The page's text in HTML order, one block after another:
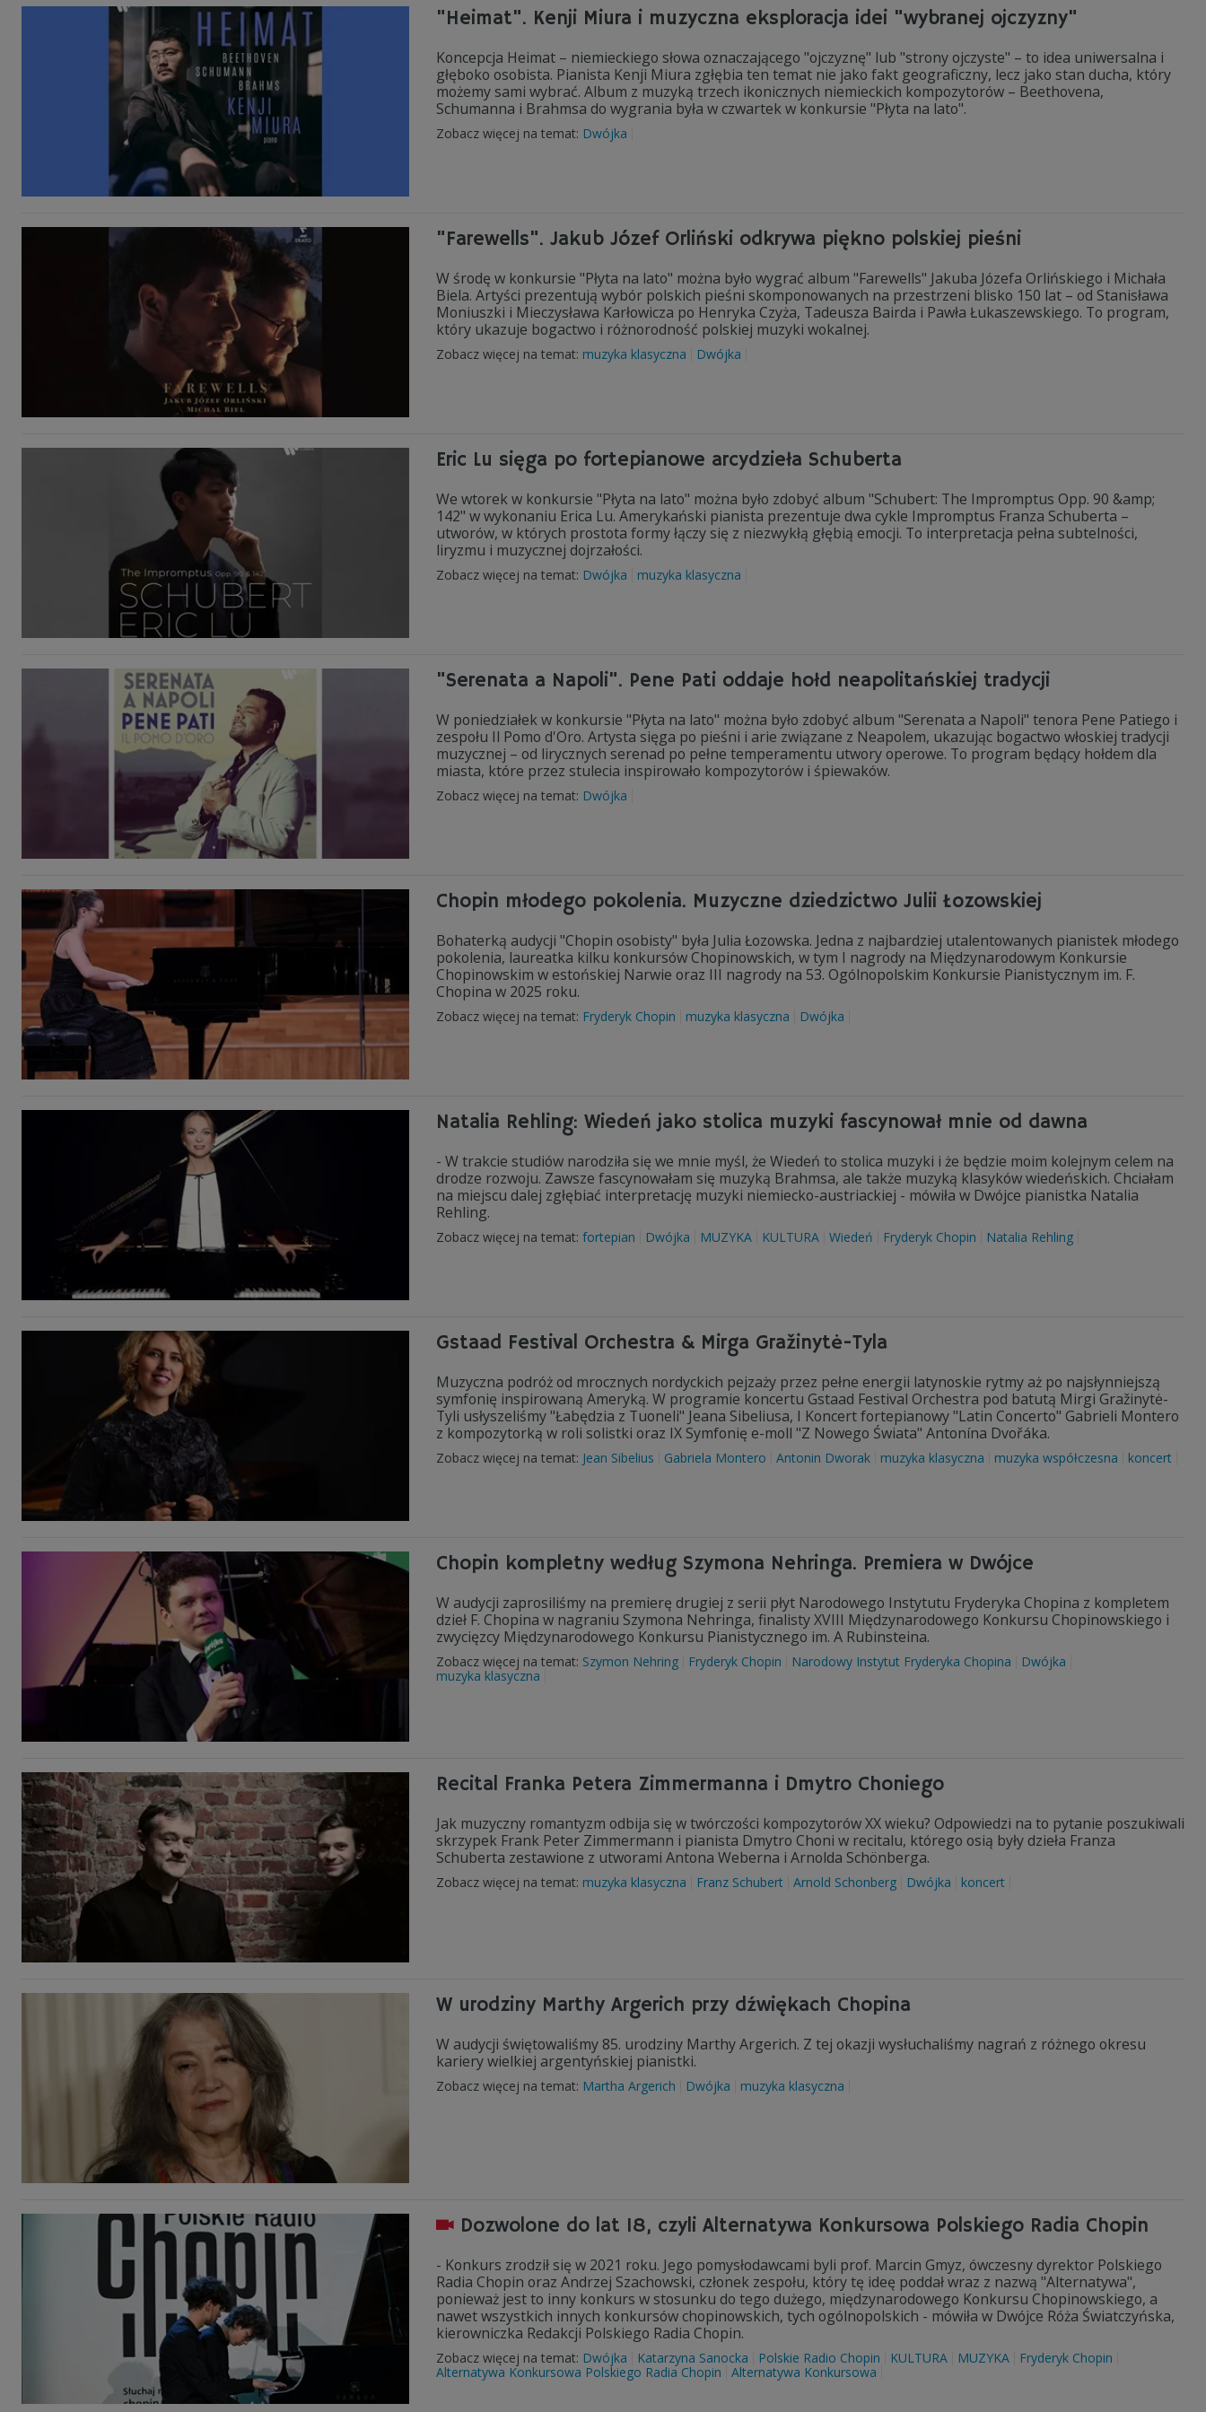
"Heimat". Kenji Miura i muzyczna eksploracja idei "wybranej ojczyzny"
Koncepcja Heimat – niemieckiego słowa oznaczającego "ojczyznę" lub "strony ojczyste" – to idea uniwersalna i
głęboko osobista. Pianista Kenji Miura zgłębia ten temat nie jako fakt geograficzny, lecz jako stan ducha, który
możemy sami wybrać. Album z muzyką trzech ikonicznych niemieckich kompozytorów – Beethovena,
Schumanna i Brahmsa do wygrania była w czwartek w konkursie "Płyta na lato".
Zobacz więcej na temat: Dwójka
"Farewells". Jakub Józef Orliński odkrywa piękno polskiej pieśni
W środę w konkursie "Płyta na lato" można było wygrać album "Farewells" Jakuba Józefa Orlińskiego i Michała
Biela. Artyści prezentują wybór polskich pieśni skomponowanych na przestrzeni blisko 150 lat – od Stanisława
Moniuszki i Mieczysława Karłowicza po Henryka Czyża, Tadeusza Bairda i Pawła Łukaszewskiego. To program,
który ukazuje bogactwo i różnorodność polskiej muzyki wokalnej.
Zobacz więcej na temat: muzyka klasyczna Dwójka
Eric Lu sięga po fortepianowe arcydzieła Schuberta
We wtorek w konkursie "Płyta na lato" można było zdobyć album "Schubert: The Impromptus Opp. 90 &amp;
142" w wykonaniu Erica Lu. Amerykański pianista prezentuje dwa cykle Impromptus Franza Schuberta –
utworów, w których prostota formy łączy się z niezwykłą głębią emocji. To interpretacja pełna subtelności,
liryzmu i muzycznej dojrzałości.
Zobacz więcej na temat: Dwójka muzyka klasyczna
"Serenata a Napoli". Pene Pati oddaje hołd neapolitańskiej tradycji
W poniedziałek w konkursie "Płyta na lato" można było zdobyć album "Serenata a Napoli" tenora Pene Patiego i
zespołu Il Pomo d'Oro. Artysta sięga po pieśni i arie związane z Neapolem, ukazując bogactwo włoskiej tradycji
muzycznej – od lirycznych serenad po pełne temperamentu utwory operowe. To program będący hołdem dla
miasta, które przez stulecia inspirowało kompozytorów i śpiewaków.
Zobacz więcej na temat: Dwójka
Chopin młodego pokolenia. Muzyczne dziedzictwo Julii Łozowskiej
Bohaterką audycji "Chopin osobisty" była Julia Łozowska. Jedna z najbardziej utalentowanych pianistek młodego
pokolenia, laureatka kilku konkursów Chopinowskich, w tym I nagrody na Międzynarodowym Konkursie
Chopinowskim w estońskiej Narwie oraz III nagrody na 53. Ogólnopolskim Konkursie Pianistycznym im. F.
Chopina w 2025 roku.
Zobacz więcej na temat: Fryderyk Chopin muzyka klasyczna Dwójka
Natalia Rehling: Wiedeń jako stolica muzyki fascynował mnie od dawna
- W trakcie studiów narodziła się we mnie myśl, że Wiedeń to stolica muzyki i że będzie moim kolejnym celem na
drodze rozwoju. Zawsze fascynowałam się muzyką Brahmsa, ale także muzyką klasyków wiedeńskich. Chciałam
na miejscu dalej zgłębiać interpretację muzyki niemiecko-austriackiej - mówiła w Dwójce pianistka Natalia
Rehling.
Zobacz więcej na temat: fortepian Dwójka MUZYKA KULTURA Wiedeń Fryderyk Chopin Natalia Rehling
Gstaad Festival Orchestra & Mirga Gražinytė-Tyla
Muzyczna podróż od mrocznych nordyckich pejzaży przez pełne energii latynoskie rytmy aż po najsłynniejszą
symfonię inspirowaną Ameryką. W programie koncertu Gstaad Festival Orchestra pod batutą Mirgi Gražinytė-
Tyli usłyszeliśmy "Łabędzia z Tuoneli" Jeana Sibeliusa, I Koncert fortepianowy "Latin Concerto" Gabrieli Montero
z kompozytorką w roli solistki oraz IX Symfonię e-moll "Z Nowego Świata" Antonína Dvořáka.
Zobacz więcej na temat: Jean Sibelius Gabriela Montero Antonin Dworak muzyka klasyczna muzyka współczesna koncert
Chopin kompletny według Szymona Nehringa. Premiera w Dwójce
W audycji zaprosiliśmy na premierę drugiej z serii płyt Narodowego Instytutu Fryderyka Chopina z kompletem
dzieł F. Chopina w nagraniu Szymona Nehringa, finalisty XVIII Międzynarodowego Konkursu Chopinowskiego i
zwycięzcy Międzynarodowego Konkursu Pianistycznego im. A Rubinsteina.
Zobacz więcej na temat: Szymon Nehring Fryderyk Chopin Narodowy Instytut Fryderyka Chopina
Dwójka
muzyka klasyczna
Recital Franka Petera Zimmermanna i Dmytro Choniego
Jak muzyczny romantyzm odbija się w twórczości kompozytorów XX wieku? Odpowiedzi na to pytanie poszukiwali
skrzypek Frank Peter Zimmermann i pianista Dmytro Choni w recitalu, którego osią były dzieła Franza
Schuberta zestawione z utworami Antona Weberna i Arnolda Schönberga.
Zobacz więcej na temat: muzyka klasyczna Franz Schubert Arnold Schonberg Dwójka koncert
W urodziny Marthy Argerich przy dźwiękach Chopina
W audycji świętowaliśmy 85. urodziny Marthy Argerich. Z tej okazji wysłuchaliśmy nagrań z różnego okresu
kariery wielkiej argentyńskiej pianistki.
Zobacz więcej na temat: Martha Argerich Dwójka muzyka klasyczna
Dozwolone do lat 18, czyli Alternatywa Konkursowa Polskiego Radia Chopin
- Konkurs zrodził się w 2021 roku. Jego pomysłodawcami byli prof. Marcin Gmyz, ówczesny dyrektor Polskiego
Radia Chopin oraz Andrzej Szachowski, członek zespołu, który tę ideę poddał wraz z nazwą "Alternatywa",
ponieważ jest to inny konkurs w stosunku do tego dużego, międzynarodowego Konkursu Chopinowskiego, a
nawet wszystkich innych konkursów chopinowskich, tych ogólnopolskich - mówiła w Dwójce Róża Światczyńska,
kierowniczka Redakcji Polskiego Radia Chopin.
Zobacz więcej na temat: Dwójka Katarzyna Sanocka Polskie Radio Chopin KULTURA MUZYKA
Fryderyk Chopin
Alternatywa Konkursowa Polskiego Radia Chopin
Alternatywa Konkursowa